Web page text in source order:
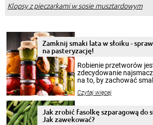
Klopsy z pieczarkami w sosie musztardowym
Zamknij smaki lata w słoiku -
na pasteryzację!
Robienie przetworów
zdecydowanie
na to, by zachować
krajobrazów, by cieszyć
pełni poczuć atmosferę
miesięcy. Przygotowanie
Czytaj więcej
Jak zrobić fasolkę szparagową do
Jak zawekować?